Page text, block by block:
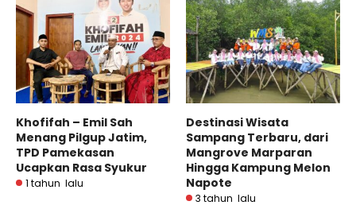
Khofifah – Emil Sah
Menang Pilgup Jatim,
TPD Pamekasan
Ucapkan Rasa Syukur
1 tahun lalu
Destinasi Wisata
Sampang Terbaru, dari
Mangrove Marparan
Hingga Kampung Melon
Napote
3 tahun lalu